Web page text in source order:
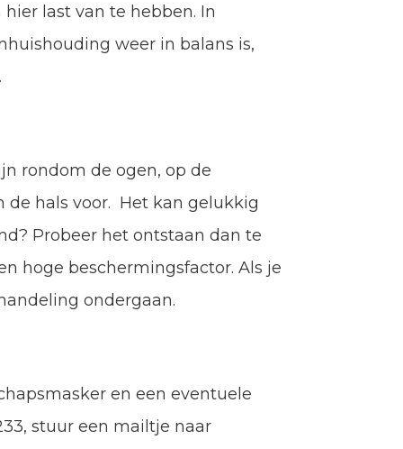
last van te hebben. In
weer in balans is,
.
rondom de ogen, op de
de hals voor. Het kan gelukkig
Probeer het ontstaan dan te
hoge beschermingsfactor. Als je
ondergaan.
en een eventuele
stuur een mailtje naar